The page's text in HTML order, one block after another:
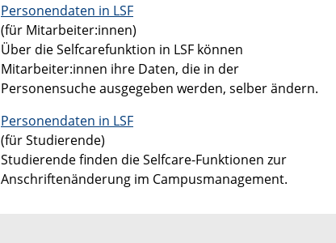
Personendaten in LSF
(für Mitarbeiter:innen)
Über die Selfcarefunktion in LSF können
Mitarbeiter:innen ihre Daten, die in der
Personensuche ausgegeben werden, selber ändern.
Personendaten in LSF
(für Studierende)
Studierende finden die Selfcare-Funktionen zur
Anschriftenänderung im Campusmanagement.